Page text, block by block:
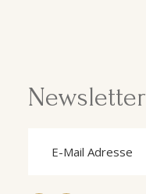
Newsletter